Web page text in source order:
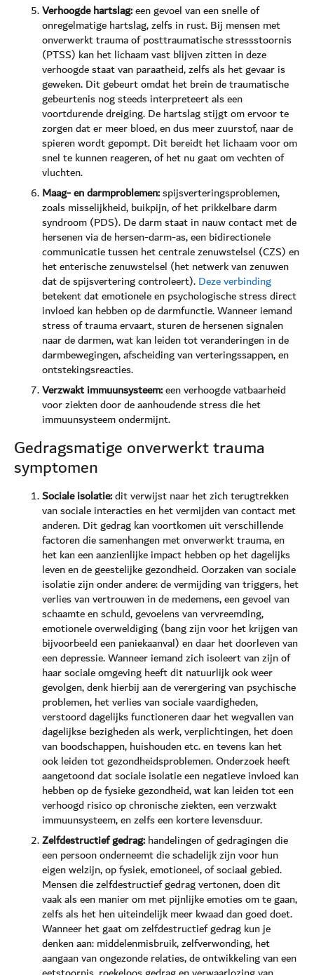
Verhoogde hartslag:een gevoel van een snelle of
onregelmatige hartslag, zelfs in rust. Bij mensen met
onverwerkt trauma of posttraumatische stressstoornis
(PTSS) kan het lichaam vast blijven zitten in deze
verhoogde staat van paraatheid, zelfs als het gevaar is
geweken. Dit gebeurt omdat het brein de traumatische
gebeurtenis nog steeds interpreteert als een
voortdurende dreiging. De hartslag stijgt om ervoor te
zorgen dat er meer bloed, en dus meer zuurstof, naar de
spieren wordt gepompt. Dit bereidt het lichaam voor om
snel te kunnen reageren, of het nu gaat om vechten of
vluchten.
Maag- en darmproblemen:spijsverteringsproblemen,
zoals misselijkheid, buikpijn, of het prikkelbare darm
syndroom (PDS). De darm staat in nauw contact met de
hersenen via de hersen-darm-as, een bidirectionele
communicatie tussen het centrale zenuwstelsel (CZS) en
het enterische zenuwstelsel (het netwerk van zenuwen
dat de spijsvertering controleert).Deze verbinding
betekent dat emotionele en psychologische stress direct
invloed kan hebben op de darmfunctie. Wanneer iemand
stress of trauma ervaart, sturen de hersenen signalen
naar de darmen, wat kan leiden tot veranderingen in de
darmbewegingen, afscheiding van verteringssappen, en
ontstekingsreacties.
Verzwakt immuunsysteem:een verhoogde vatbaarheid
voor ziekten door de aanhoudende stress die het
immuunsysteem ondermijnt.
Gedragsmatige onverwerkt trauma
symptomen
Sociale isolatie:dit verwijst naar het zich terugtrekken
van sociale interacties en het vermijden van contact met
anderen. Dit gedrag kan voortkomen uit verschillende
factoren die samenhangen met onverwerkt trauma, en
het kan een aanzienlijke impact hebben op het dagelijks
leven en de geestelijke gezondheid. Oorzaken van sociale
isolatie zijn onder andere: de vermijding van triggers, het
verlies van vertrouwen in de medemens, een gevoel van
schaamte en schuld, gevoelens van vervreemding,
emotionele overweldiging (bang zijn voor het krijgen van
bijvoorbeeld een paniekaanval) en daar het doorleven van
een depressie. Wanneer iemand zich isoleert van zijn of
haar sociale omgeving heeft dit natuurlijk ook weer
gevolgen, denk hierbij aan de verergering van psychische
problemen, het verlies van sociale vaardigheden,
verstoord dagelijks functioneren daar het wegvallen van
dagelijkse bezigheden als werk, verplichtingen, het doen
van boodschappen, huishouden etc. en tevens kan het
ook leiden tot gezondheidsproblemen. Onderzoek heeft
aangetoond dat sociale isolatie een negatieve invloed kan
hebben op de fysieke gezondheid, wat kan leiden tot een
verhoogd risico op chronische ziekten, een verzwakt
immuunsysteem, en zelfs een kortere levensduur.
Zelfdestructief gedrag:handelingen of gedragingen die
een persoon onderneemt die schadelijk zijn voor hun
eigen welzijn, op fysiek, emotioneel, of sociaal gebied.
Mensen die zelfdestructief gedrag vertonen, doen dit
vaak als een manier om met pijnlijke emoties om te gaan,
zelfs als het hen uiteindelijk meer kwaad dan goed doet.
Wanneer het gaat om zelfdestructief gedrag kun je
denken aan: middelenmisbruik, zelfverwonding, het
aangaan van ongezonde relaties, de ontwikkeling van een